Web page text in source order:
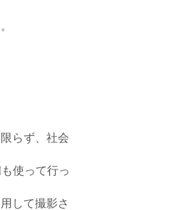
らず、社会
使って行っ
して撮影さ